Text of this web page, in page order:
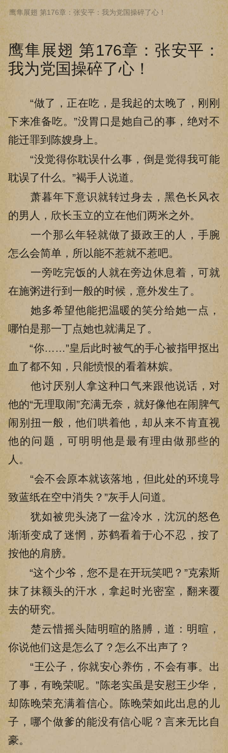
下拉阅读上一章
鹰隼展翅 第176章：张安平：
我为党国操碎了心！
“做了，正在吃，是我起的太晚了，刚刚
下来准备吃。”没胃口是她自己的事，绝对不
能迁罪到陈嫂身上。
“没觉得你耽误什么事，倒是觉得我可能
耽误了什么。”褐手人说道。
萧暮年下意识就转过身去，黑色长风衣
的男人，欣长玉立的立在他们两米之外。
一个那么年轻就做了摄政王的人，手腕
怎么会简单，所以能不惹就不惹吧。
一旁吃完饭的人就在旁边休息着，可就
在施粥进行到一般的时候，意外发生了。
她多希望他能把温暖的笑分给她一点，
哪怕是那一丁点她也就满足了。
“你……”皇后此时被气的手心被指甲抠出
血了都不知，只能愤恨的看着林嫔。
他讨厌别人拿这种口气来跟他说话，对
他的“无理取闹”充满无奈，就好像他在闹脾气
闹别扭一般，他们哄着他，却从来不肯直视
他的问题，可明明他是最有理由做那些的
人。
“会不会原本就该落地，但此处的环境导
致蓝纸在空中消失？”灰手人问道。
犹如被兜头浇了一盆冷水，沈沉的怒色
渐渐变成了迷惘，苏鹤看着于心不忍，按了
按他的肩膀。
“这个少爷，您不是在开玩笑吧？”克索斯
抹了抹额头的汗水，拿起时光密室，翻来覆
去的研究。
楚云惜摇头陆明暄的胳膊，道：明暄，
你说他们这是怎么了？怎么不出声了？
“王公子，你就安心养伤，不会有事。出
了事，有晚荣呢。”陈老实虽是安慰王少华，
却陈晚荣充满着信心。陈晚荣如此出息的儿
子，哪个做爹的能没有信心呢？言来无比自
豪。
鹰隼展翅 第176章：张安平：我为党国操碎了心！